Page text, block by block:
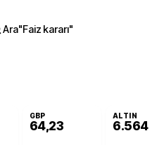
Ara"Faiz kararı"
GBP
64,23
ALTIN
6.564